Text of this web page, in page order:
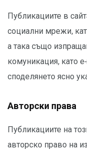
Публикациите в
социални мрежи,
а така също
комуникация, като
споделянето ясно
Авторски права
Публикациите на
авторско право на